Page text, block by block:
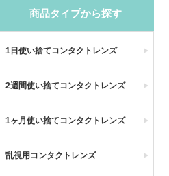
商品タイプから探す
1日使い捨てコンタクトレンズ
2週間使い捨てコンタクトレンズ
1ヶ月使い捨てコンタクトレンズ
乱視用コンタクトレンズ